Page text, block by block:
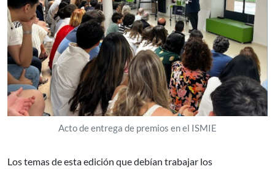
Acto de entrega de premios en el ISMIE
Los temas de esta edición que debían trabajar los